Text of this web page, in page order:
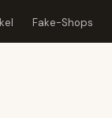
Fake-Shops